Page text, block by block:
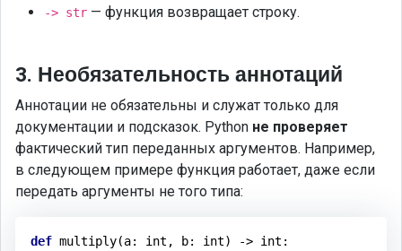
-> str — функция возвращает строку.
3. Необязательность аннотаций
Аннотации не обязательны и служат только для
документации и подсказок. Python не проверяет
фактический тип переданных аргументов. Например,
в следующем примере функция работает, даже если
передать аргументы не того типа:
def multiply(a: int, b: int) -> int :